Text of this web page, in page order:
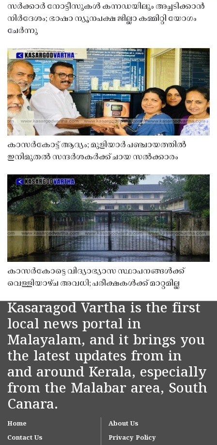
സർക്കാർ നോട്ടീസുകൾ കന്നഡയിലും അച്ചടിക്കാൻ
നിർദേശം; ഭാഷാ ന്യൂനപക്ഷ ജില്ലാ കമ്മിറ്റി യോഗം
ചേർന്നു
കാസർകോട്ട് ആദ്യം; മുളിയാർ പഞ്ചായത്തിൽ
ഇനിമുതൽ സന്ദർശകർക്ക് ചായ സൽക്കാരം
കാസർകോട്ടെ വിദ്യാഭ്യാസ സ്ഥാപനങ്ങൾക്ക്
വെള്ളിയാഴ്ച അവധി; പരീക്ഷകൾക്ക് മാറ്റമില്ല
Kasaragod Vartha is the first
local news portal in
Malayalam, and it brings you
the latest updates from in
and around Kerala, especially
from the Malabar area, South
Canara.
Home
About Us
Contact Us
Privacy Policy